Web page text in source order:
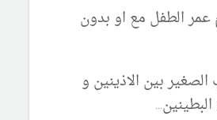
الطفل مع او بدون
بين الاذينين و